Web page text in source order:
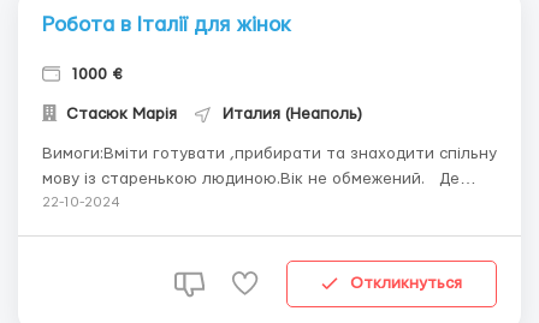
Робота в Італії для жінок
1000 €
Стасюк Марія Италия (Неаполь)
Вимоги:Вміти готувати ,прибирати та знаходити спільну
мову із старенькою людиною.Вік не обмежений. Де
працювати?Робота по догляду за людьми похилого
22-10-2024
Откликнуться